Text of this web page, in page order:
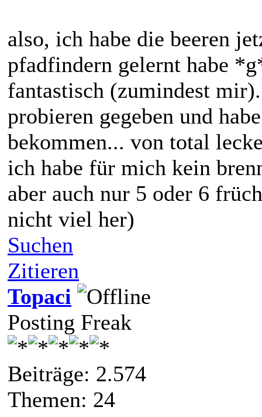
also, ich habe die beeren
pfadfindern gelernt habe
fantastisch (zumindest
probieren gegeben und
bekommen... von total
ich habe für mich kein
aber auch nur 5 oder 6
nicht viel her)
Suchen
Zitieren
Topaci
Posting Freak
Beiträge: 2.574
Themen: 24